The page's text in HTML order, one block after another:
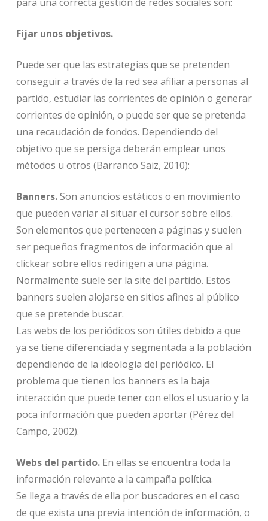
Fijar unos objetivos.
Puede ser que las estrategias que se pretenden
conseguir a través de la red sea afiliar a personas al
partido, estudiar las corrientes de opinión o generar
corrientes de opinión, o puede ser que se pretenda
una recaudación de fondos. Dependiendo del
objetivo que se persiga deberán emplear unos
métodos u otros (Barranco Saiz, 2010):
Banners.Son anuncios estáticos o en movimiento
que pueden variar al situar el cursor sobre ellos.
Son elementos que pertenecen a páginas y suelen
ser pequeños fragmentos de información que al
clickear sobre ellos redirigen a una página.
Normalmente suele ser la site del partido. Estos
banners suelen alojarse en sitios afines al público
que se pretende buscar.
Las webs de los periódicos son útiles debido a que
ya se tiene diferenciada y segmentada a la población
dependiendo de la ideología del periódico. El
problema que tienen los banners es la baja
interacción que puede tener con ellos el usuario y la
poca información que pueden aportar (Pérez del
Campo, 2002).
Webs del partido.En ellas se encuentra toda la
información relevante a la campaña política.
Se llega a través de ella por buscadores en el caso
de que exista una previa intención de información, o